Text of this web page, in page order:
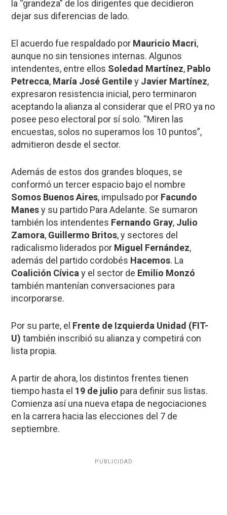
la “grandeza” de los dirigentes que decidieron
dejar sus diferencias de lado.
El acuerdo fue respaldado por Mauricio Macri,
aunque no sin tensiones internas. Algunos
intendentes, entre ellos Soledad Martínez, Pablo
Petrecca, María José Gentiley Javier Martínez,
expresaron resistencia inicial, pero terminaron
aceptando la alianza al considerar que el PRO ya no
posee peso electoral por sí solo. “Miren las
encuestas, solos no superamos los 10 puntos”,
admitieron desde el sector.
Además de estos dos grandes bloques, se
conformó un tercer espacio bajo el nombre
Somos Buenos Aires, impulsado por Facundo
Manesy su partido Para Adelante. Se sumaron
también los intendentes Fernando Gray, Julio
Zamora, Guillermo Britos, y sectores del
radicalismo liderados por Miguel Fernández,
además del partido cordobés Hacemos. La
Coalición Cívica y el sector de Emilio Monzó
también mantenían conversaciones para
incorporarse.
Por su parte, el Frente de Izquierda Unidad (FIT-
U) también inscribió su alianza y competirá con
lista propia.
A partir de ahora, los distintos frentes tienen
tiempo hasta el 19 de julio para definir sus listas.
Comienza así una nueva etapa de negociaciones
en la carrera hacia las elecciones del 7 de
septiembre.
PUBLICIDAD